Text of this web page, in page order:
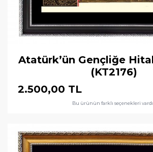
Atatürk’ün Gençliğe
(KT2176)
2.500,00 TL
Bu ürünün farklı seçenekleri